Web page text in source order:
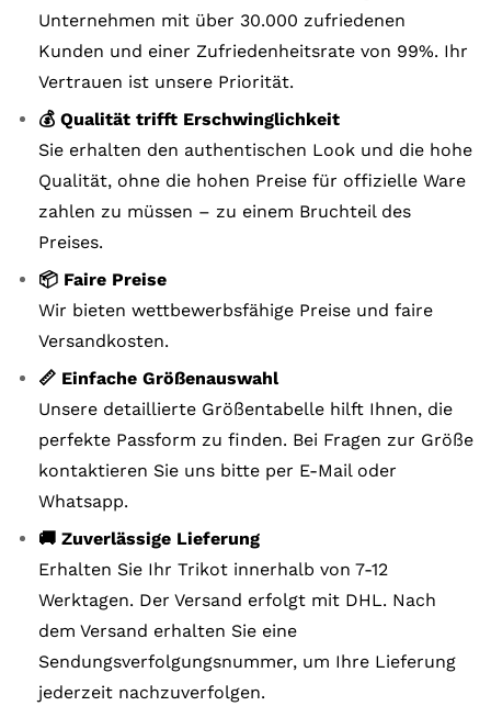
Unternehmen mit über 30.000 zufriedenen
Kunden und einer Zufriedenheitsrate von 99%. Ihr
Vertrauen ist unsere Priorität.
💰 Qualität trifft Erschwinglichkeit
Sie erhalten den authentischen Look und die hohe
Qualität, ohne die hohen Preise für offizielle Ware
zahlen zu müssen – zu einem Bruchteil des
Preises.
📦 Faire Preise
Wir bieten wettbewerbsfähige Preise und faire
Versandkosten.
📏 Einfache Größenauswahl
Unsere detaillierte Größentabelle hilft Ihnen, die
perfekte Passform zu finden. Bei Fragen zur Größe
kontaktieren Sie uns bitte per E-Mail oder
Whatsapp.
🚚 Zuverlässige Lieferung
Erhalten Sie Ihr Trikot innerhalb von 7-12
Werktagen. Der Versand erfolgt mit DHL. Nach
dem Versand erhalten Sie eine
Sendungsverfolgungsnummer, um Ihre Lieferung
jederzeit nachzuverfolgen.